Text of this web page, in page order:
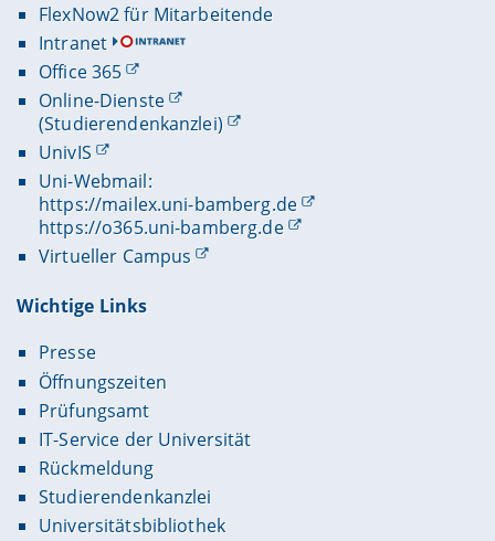
FlexNow2 für Mitarbeitende
Intranet
Office 365
Online-Dienste
(Studierendenkanzlei)
UnivIS
Uni-Webmail:
https://mailex.uni-bamberg.de
https://o365.uni-bamberg.de
Virtueller Campus
Wichtige Links
Presse
Öffnungszeiten
Prüfungsamt
IT-Service der Universität
Rückmeldung
Studierendenkanzlei
Universitätsbibliothek